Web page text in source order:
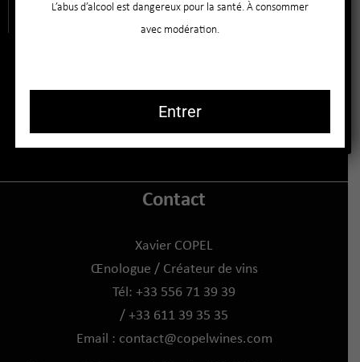
Contact
Xavier COPEL
Œnologue / Créateur de vins
Tél: +33 556 71 39 39
/ +33 611 39 35 35
Email : contact@copelwines.com
L’abus d’alcool est dangereux pour la santé. À consommer
avec modération.
Entrer